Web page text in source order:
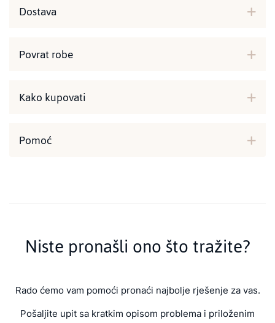
Dostava
Povrat robe
Kako kupovati
Pomoć
Niste pronašli ono što tražite?
Rado ćemo vam pomoći pronaći najbolje rješenje za vas.
Pošaljite upit sa kratkim opisom problema i priloženim